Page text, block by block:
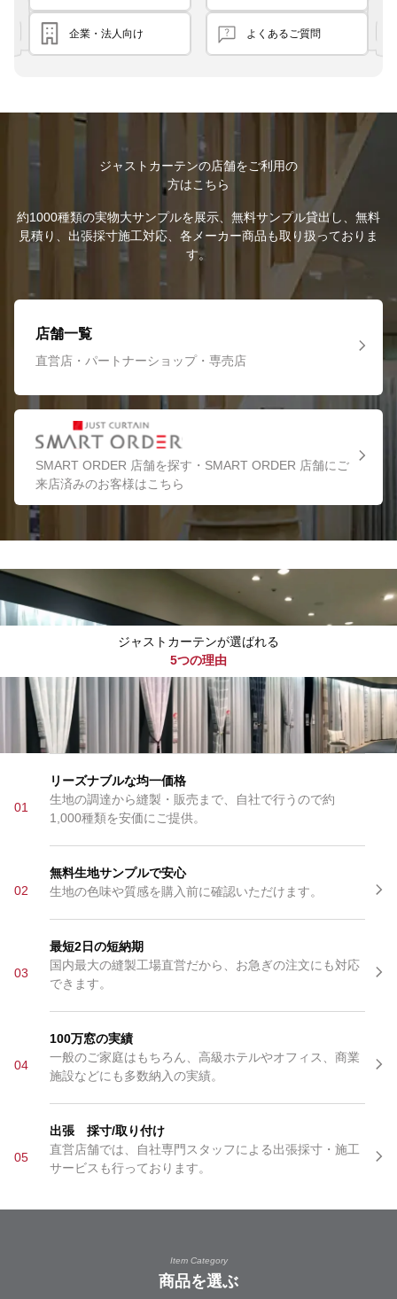
企業・法人向け よくあるご質問
ジャストカーテンの店舗をご利用の
方はこちら
約1000種類の実物大サンプルを展示、無料サンプル貸出し、無料
見積り、出張採寸施工対応、各メーカー商品も取り扱っておりま
す。
店舗一覧
直営店・パートナーショップ・専売店
SMART ORDER 店舗を探す・SMART ORDER 店舗にご
来店済みのお客様はこちら
ジャストカーテンが選ばれる
5つの理由
01
リーズナブルな均一価格
生地の調達から縫製・販売まで、自社で行うので約
1,000種類を安価にご提供。
02
無料生地サンプルで安心
生地の色味や質感を購入前に確認いただけます。
03
最短2日の短納期
国内最大の縫製工場直営だから、お急ぎの注文にも対応
できます。
04
100万窓の実績
一般のご家庭はもちろん、高級ホテルやオフィス、商業
施設などにも多数納入の実績。
05
出張 採寸/取り付け
直営店舗では、自社専門スタッフによる出張採寸・施工
サービスも行っております。
Item Category
商品を選ぶ